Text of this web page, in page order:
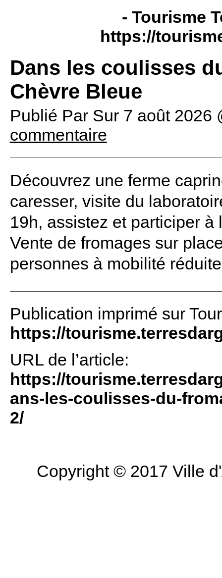
- Tourisme
https://
Dans les coulisses
Chèvre Bleue
Publié Par Sur 7 août 2026
commentaire
Découvrez une ferme
caresser, visite du
19h, assistez et participer à
Vente de fromages sur
personnes à mobilité
Publication imprimé sur
https://
URL de l’article:
https://
ans-les-coulisses-du-
2/
Copyright © 2017 Ville